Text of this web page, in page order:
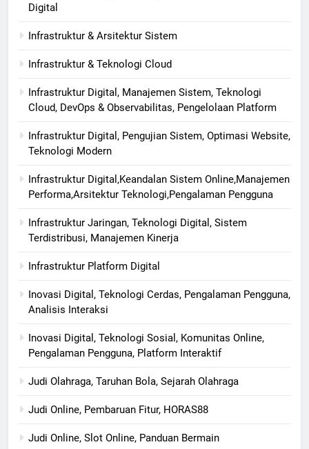
Digital
Infrastruktur & Arsitektur Sistem
Infrastruktur & Teknologi Cloud
Infrastruktur Digital, Manajemen Sistem, Teknologi
Cloud, DevOps & Observabilitas, Pengelolaan Platform
Infrastruktur Digital, Pengujian Sistem, Optimasi Website,
Teknologi Modern
Infrastruktur Digital,Keandalan Sistem Online,Manajemen
Performa,Arsitektur Teknologi,Pengalaman Pengguna
Infrastruktur Jaringan, Teknologi Digital, Sistem
Terdistribusi, Manajemen Kinerja
Infrastruktur Platform Digital
Inovasi Digital, Teknologi Cerdas, Pengalaman Pengguna,
Analisis Interaksi
Inovasi Digital, Teknologi Sosial, Komunitas Online,
Pengalaman Pengguna, Platform Interaktif
Judi Olahraga, Taruhan Bola, Sejarah Olahraga
Judi Online, Pembaruan Fitur, HORAS88
Judi Online, Slot Online, Panduan Bermain